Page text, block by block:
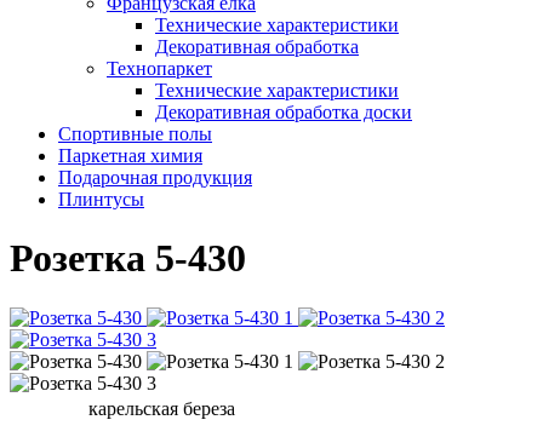
Технические характеристики
Декоративная обработка
Технопаркет
Технические характеристики
Декоративная обработка доски
Спортивные полы
Паркетная химия
Подарочная продукция
Плинтусы
Розетка 5-430
карельская береза